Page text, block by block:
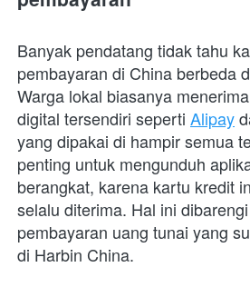
Banyak pendatang tidak tahu
pembayaran di China berbeda
Warga lokal biasanya
digital tersendiri seperti Alipay
yang dipakai di hampir semua
penting untuk mengunduh
berangkat, karena kartu kredit
selalu diterima. Hal ini
pembayaran uang tunai yang
di Harbin China.